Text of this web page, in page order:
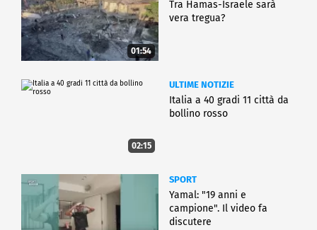
01:54
Tra Hamas-Israele sarà
vera tregua?
02:15
ULTIME NOTIZIE
Italia a 40 gradi 11 città da
bollino rosso
SPORT
Yamal: "19 anni e
campione". Il video fa
discutere